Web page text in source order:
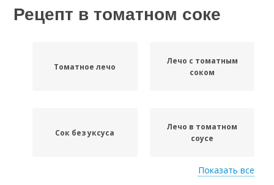
Рецепт в томатном соке
Томатное лечо
Лечо с томатным
соком
Сок без уксуса
Лечо в томатном
соусе
Показать все